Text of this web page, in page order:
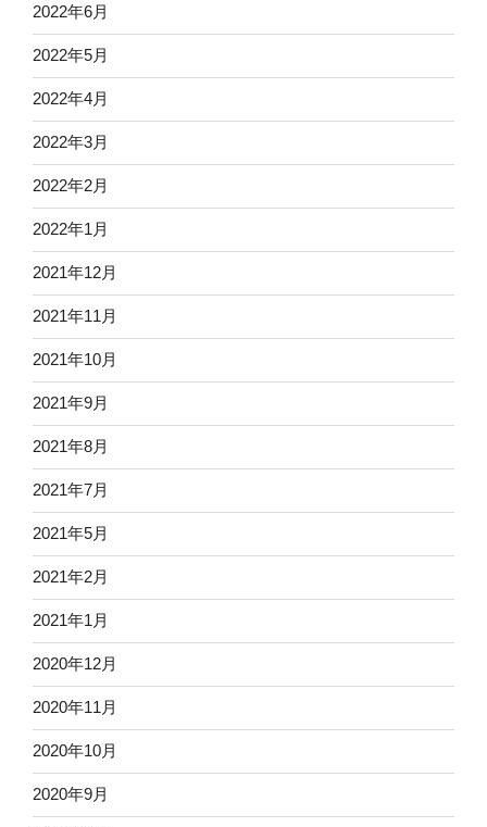
2022年6月
2022年5月
2022年4月
2022年3月
2022年2月
2022年1月
2021年12月
2021年11月
2021年10月
2021年9月
2021年8月
2021年7月
2021年5月
2021年2月
2021年1月
2020年12月
2020年11月
2020年10月
2020年9月